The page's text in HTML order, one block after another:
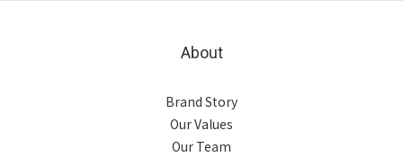
About
Brand Story
Our Values
Our Team